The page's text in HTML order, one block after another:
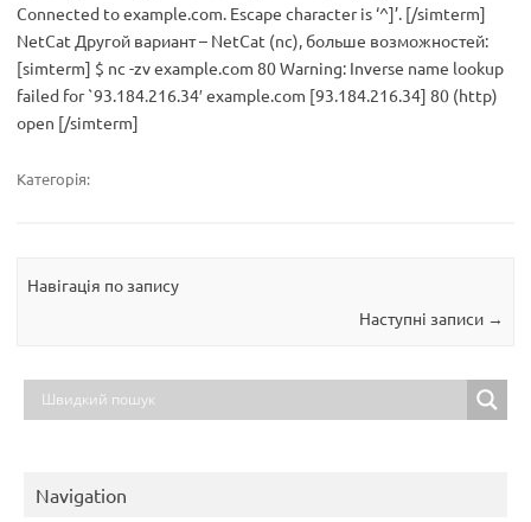
Connected to example.com. Escape character is ‘^]’. [/simterm]
NetCat Другой вариант – NetCat (nc), больше возможностей:
[simterm] $ nc -zv example.com 80 Warning: Inverse name lookup
failed for `93.184.216.34′ example.com [93.184.216.34] 80 (http)
open [/simterm]
Категорія:
Навігація по запису
Наступні записи →
Navigation